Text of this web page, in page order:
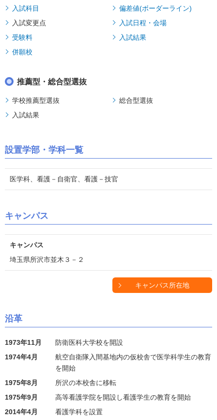
入試科目
偏差値(ボーダーライン)
入試変更点
入試日程・会場
受験料
入試結果
併願校
推薦型・総合型選抜
学校推薦型選抜
総合型選抜
入試結果
設置学部・学科一覧
医学科、看護－自衛官、看護－技官
キャンパス
キャンパス
埼玉県所沢市並木３－２
キャンパス所在地
沿革
1973年11月
防衛医科大学校を開設
1974年4月
航空自衛隊入間基地内の仮校舎で医学科学生の教育
を開始
1975年8月
所沢の本校舎に移転
1975年9月
高等看護学院を開設し看護学生の教育を開始
2014年4月
看護学科を設置